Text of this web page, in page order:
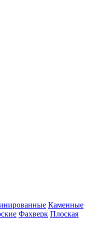
Каменные
Фахверк Плоская